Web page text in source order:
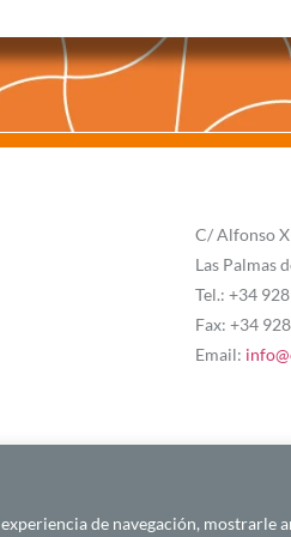
de navegación,
C/ Alfonso
Las Palmas
Tel.: +34
Fax: +34
Email: